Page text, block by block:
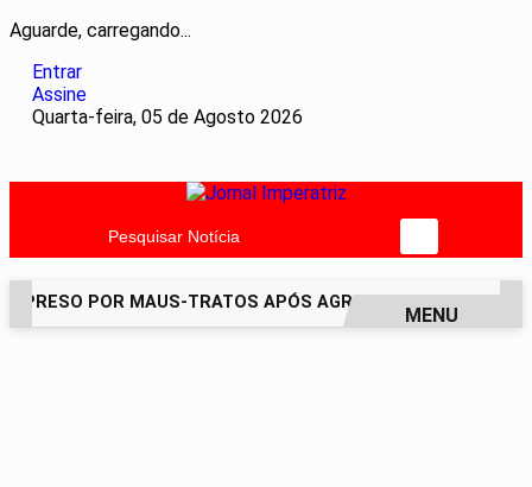
Aguarde, carregando...
Entrar
Assine
Quarta-feira, 05 de Agosto 2026
Pesquisar Notícia
PRESO POR MAUS-TRATOS APÓS AGREDIR GRAVEMENTE
MENU